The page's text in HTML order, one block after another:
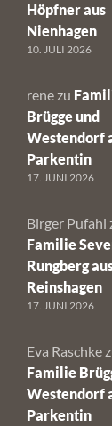
Höpfner aus
Nienhagen
10. JULI 2026
rene zu
Brügge und
Westendorf
Parkentin
17. JUNI 2026
Birger Pufahl
Familie
Rungberg
Reinshagen
17. JUNI 2026
Eva Raschke
Familie
Westendorf
Parkentin